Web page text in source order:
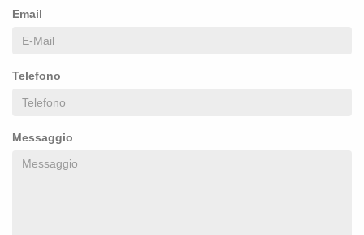
Email
Telefono
Messaggio